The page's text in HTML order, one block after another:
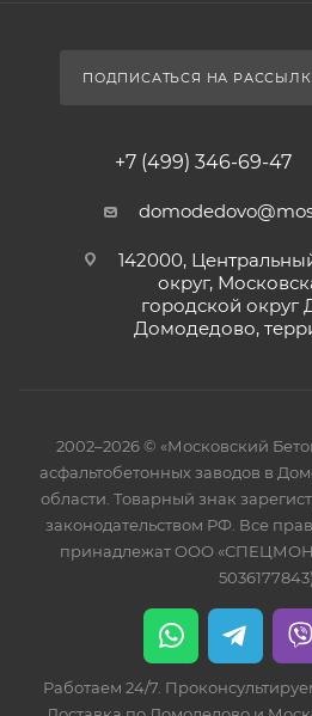
ПОДПИСАТЬСЯ НА
+7 (499) 346-69-47
142000,
округ,
городской округ
Домодедово,
2002–2026 © «Московский
асфальтобетонных заводов в
области. Товарный знак
законодательством РФ. Все
принадлежат ООО
5036177843).
Работаем 24/7.